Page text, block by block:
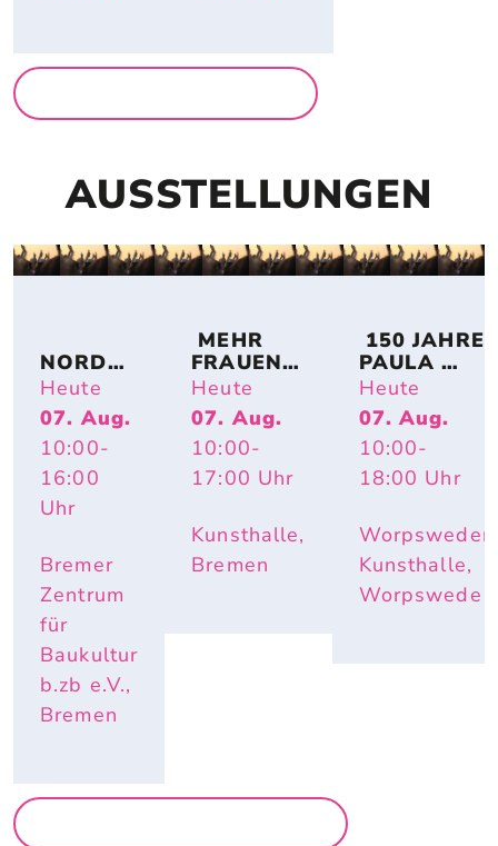
AUSSTELLUNGEN
NORDSE
E IM
UMBAU
– A
TOPOGR
APHY
OF
CHANGE
Heute
07. Aug.
10:00-
16:00
Uhr
Bremer
Zentrum
für
Baukultur
b.zb e.V.,
Bremen
MEHR
FRAUEN!
BREMER
KÜNSTLE
RINNEN
AUF
PAPIER
Heute
07. Aug.
10:00-
17:00 Uhr
Kunsthalle,
Bremen
150 JAHRE
PAULA
MODERSO
HN-
BECKER:
IMPULS
PAULA –
LONGEVIAL
Heute
07. Aug.
10:00-
18:00 Uhr
Worpsweder
Kunsthalle,
Worpswede